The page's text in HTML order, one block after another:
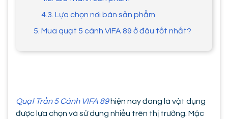
4.3. Lựa chọn nơi bán sản phẩm
5. Mua quạt 5 cánh VIFA 89 ở đâu tốt nhất?
Quạt Trần 5 Cánh VIFA 89hiện nay đang là vật dụng
được lựa chọn và sử dụng nhiều trên thị trường. Mặc